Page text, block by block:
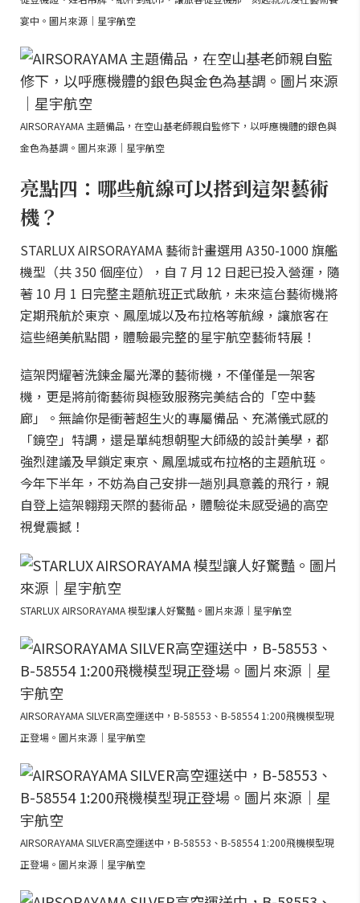
宴中。圖片來源｜星宇航空
AIRSORAYAMA 主題備品，在空山基老師親自監修下，以呼應機體的銀色與
金色為基調。圖片來源｜星宇航空
亮點四：哪些航線可以搭到這架藝術
機？
STARLUX AIRSORAYAMA 藝術計畫選用 A350-1000 旗艦
機型（共 350 個座位），自 7 月 12 日起已投入營運，隨
著 10 月 1 日完整主題航班正式啟航，未來這台藝術機將
定期飛航於東京、鳳凰城以及布拉格等航線，讓旅客在
這些絕美航點間，體驗最完整的星宇航空藝術特展！
這架閃耀著洗鍊金屬光澤的藝術機，不僅僅是一架客
機，更是將前衛藝術與極致服務完美結合的「空中藝
廊」。無論你是衝著超生火的專屬備品、充滿儀式感的
「鏡空」特調，還是單純想朝聖大師級的設計美學，都
強烈建議及早鎖定東京、鳳凰城或布拉格的主題航班。
今年下半年，不妨為自己安排一趟別具意義的飛行，親
自登上這架翱翔天際的藝術品，體驗從未感受過的高空
視覺震撼！
STARLUX AIRSORAYAMA 模型讓人好驚豔。圖片來源｜星宇航空
AIRSORAYAMA SILVER高空運送中，B-58553、B-58554 1:200飛機模型現
正登場。圖片來源｜星宇航空
AIRSORAYAMA SILVER高空運送中，B-58553、B-58554 1:200飛機模型現
正登場。圖片來源｜星宇航空